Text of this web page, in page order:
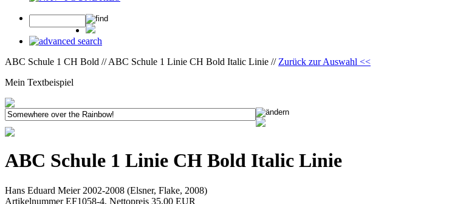
ABC Schule 1 CH Bold // ABC Schule 1 Linie CH Bold Italic Linie // Zurück zur Auswahl <<
Mein Textbeispiel
ABC Schule 1 Linie CH Bold Italic Linie
Hans Eduard Meier 2002-2008 (Elsner, Flake, 2008)
Artikelnummer EF1058-4, Nettopreis 35,00 EUR